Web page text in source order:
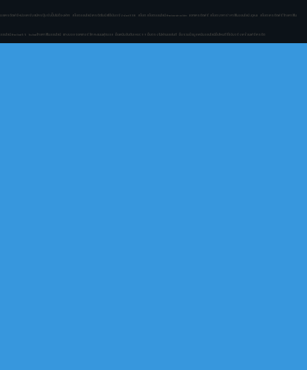
ขอเครดิตฟรีหน่อยครับสมัครปุ๊บรับปั๊บไม่ต้องฝาก สล็อตออนไลน์ เครดิตโบนัสได้เงินจริง slot938 สล็อต สล็อตออนไลน์ thaicasinobin แจกเครดิตฟรี สล็อต บาคาร่า คาสิโนออนไลน์ JQK41 สล็อต เครดิตฟรี ไทยคาสิโน
ออนไลน์ thaibet55 kubet ไทยคาสิโนออนไลน์ แทงบอล ซอคเกอร์ลีก คะแนนฟุตบอล เว็บพนันอันดับ1 HUC99 เว็บตรง ไม่ผ่านเอเย่นต์ เว็บรวมข้อมูล พนันออนไลน์เว็บไหนดี ได้เงินจริง พร้อมฟรีเครดิต